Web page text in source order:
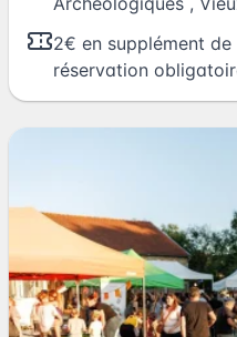
2€ en supplément de
réservation